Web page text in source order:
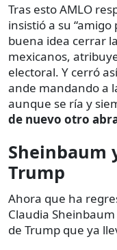
Tras esto AMLO
insistió a su
buena idea cerrar
mexicanos,
electoral. Y cerró
ande mandando a
aunque se ría y
de nuevo otro
Sheinbaum
Trump
Ahora que ha
Claudia
de Trump que ya